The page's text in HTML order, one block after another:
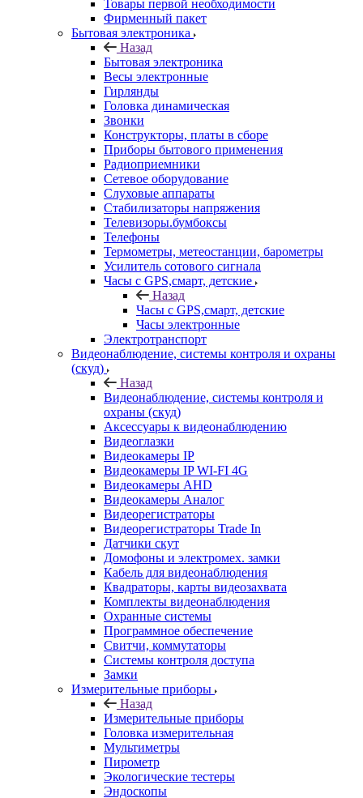
Товары первой необходимости
Фирменный пакет
Бытовая электроника
Назад
Бытовая электроника
Весы электронные
Гирлянды
Головка динамическая
Звонки
Конструкторы, платы в сборе
Приборы бытового применения
Радиоприемники
Сетевое оборудование
Слуховые аппараты
Стабилизаторы напряжения
Телевизоры.бумбоксы
Телефоны
Термометры, метеостанции, барометры
Усилитель сотового сигнала
Часы с GPS,смарт, детские
Назад
Часы с GPS,смарт, детские
Часы электронные
Электротранспорт
Видеонаблюдение, системы контроля и охраны
(скуд)
Назад
Видеонаблюдение, системы контроля и
охраны (скуд)
Аксессуары к видеонаблюдению
Видеоглазки
Видеокамеры IP
Видеокамеры IP WI-FI 4G
Видеокамеры AHD
Видеокамеры Аналог
Видеорегистраторы
Видеорегистраторы Trade In
Датчики скут
Домофоны и электромех. замки
Кабель для видеонаблюдения
Квадраторы, карты видеозахвата
Комплекты видеонаблюдения
Охранные системы
Программное обеспечение
Свитчи, коммутаторы
Системы контроля доступа
Замки
Измерительные приборы
Назад
Измерительные приборы
Головка измерительная
Мультиметры
Пирометр
Экологические тестеры
Эндоскопы